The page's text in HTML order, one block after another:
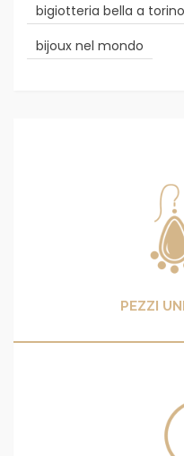
bigiotteria bella a torino
bijoux nel mondo
PEZZI